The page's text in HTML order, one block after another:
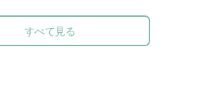
子で木のぬくもりに触れる場を提供。長門
鳥海山木など全国に姉妹館が。おもちゃ
もくいく）」を広めている。
すべて見る